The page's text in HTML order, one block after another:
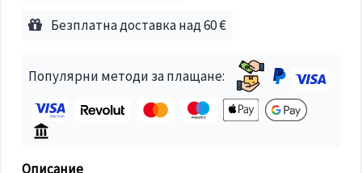
бисквитките
Безплатна доставка над 60 €
Популярни методи за плащане:
Описание